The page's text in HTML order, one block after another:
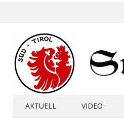
AKTUELL VIDEO